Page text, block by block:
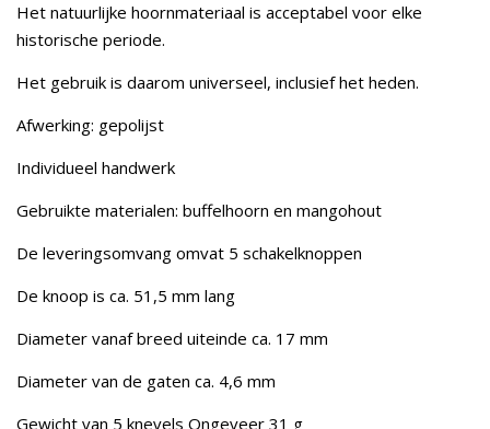
Het natuurlijke hoornmateriaal is acceptabel voor elke
historische periode.
Het gebruik is daarom universeel, inclusief het heden.
Afwerking: gepolijst
Individueel handwerk
Gebruikte materialen: buffelhoorn en mangohout
De leveringsomvang omvat 5 schakelknoppen
De knoop is ca. 51,5 mm lang
Diameter vanaf breed uiteinde ca. 17 mm
Diameter van de gaten ca. 4,6 mm
Gewicht van 5 knevels Ongeveer 31 g